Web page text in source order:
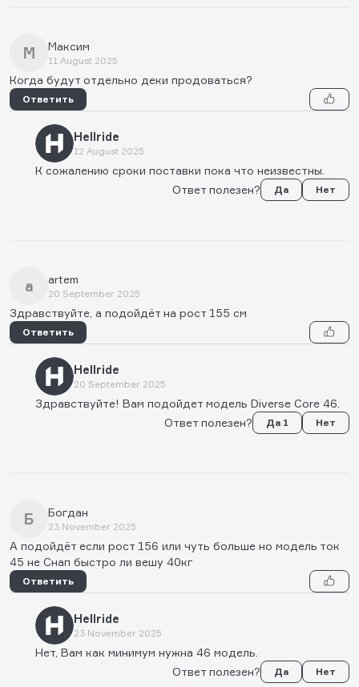
М Максим
11 August 2025
Когда будут отдельно деки продоваться?
Ответить
Hellride
12 August 2025
К сожалению сроки поставки пока что неизвестны.
Ответ полезен?
Да Нет
a artem
20 September 2025
Здравствуйте, а подойдёт на рост 155 см
Ответить
Hellride
20 September 2025
Здравствуйте! Вам подойдет модель Diverse Core 46.
Ответ полезен?
Да 1 Нет
Б Богдан
23 November 2025
А подойдёт если рост 156 или чуть больше но модель ток
45 не Снап быстро ли вешу 40кг
Ответить
Hellride
23 November 2025
Нет, Вам как минимум нужна 46 модель.
Ответ полезен?
Да Нет